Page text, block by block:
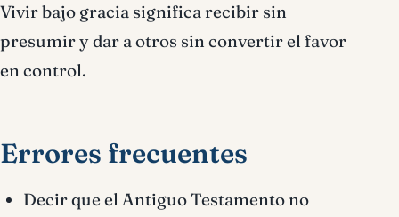
Vivir bajo gracia significa recibir sin
presumir y dar a otros sin convertir el favor
en control.
Errores frecuentes
Decir que el Antiguo Testamento no